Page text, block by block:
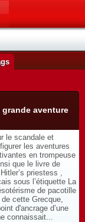
aventure
le scandale et
les aventures
en trompeuse
que le livre de
priestess ,
sous l’étiquette La
de pacotille
cette Grecque,
d'ancrage d’une
connaissait...